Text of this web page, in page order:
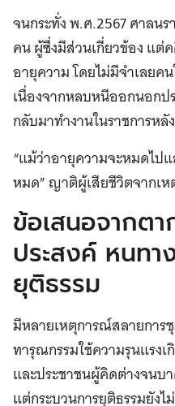
จนกระทั่ง พ.ศ.2567 ศาลน
คน ผู้ซึ่งมีส่วนเกี่ยวข้อง แต่
อายุความ โดยไม่มีจำเลยค
เนื่องจากหลบหนีออกนอกป
กลับมาทำงานในราชการห
“แม้ว่าอายุความจะหมดไป
หมด” ญาติผู้เสียชีวิตจากเ
ข้อเสนอจากตา
ประสงค์ หนทา
ยุติธรรม
มีหลายเหตุการณ์สลายการ
ทารุณกรรมใช้ความรุนแรง
และประชาชนผู้คิดต่างจนบ
แต่กระบวนการยุติธรรมยัง